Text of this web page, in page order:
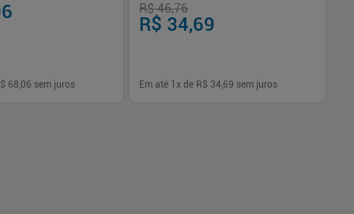
68,06 sem juros
R$ 46,76
R$ 34,69
Em até 1 x de R$ 34,69 sem juros